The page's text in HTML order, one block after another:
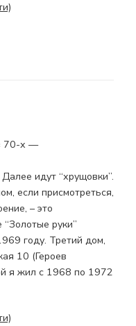
70-х —
идут “хрущовки”.
если присмотреться,
– это
руки”
году. Третий дом,
10 (Героев
я жил с 1968 по 1972